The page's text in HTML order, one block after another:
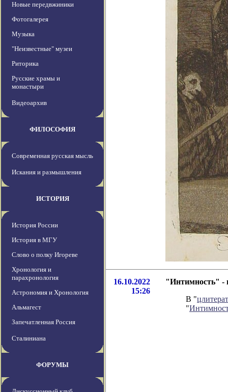
Новые передвжиники
Фотогалерея
Музыка
"Неизвестные" музеи
Риторика
Русские храмы и
монастыри
Видеоархив
ФИЛОСОФИЯ
Современная русская мысль
Искания и размышления
ИСТОРИЯ
История России
История в МГУ
Слово о полку Игореве
Хронология и
парахронология
Астрономия и Хронология
Альмагест
Запечатленная Россия
Сталиниана
ФОРУМЫ
16.10.2022
15:26
"Интимность" -
В "
"